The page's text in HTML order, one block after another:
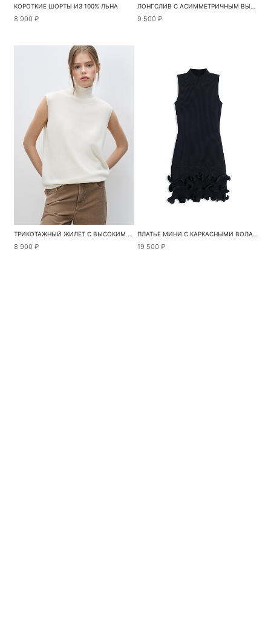
КОРОТКИЕ ШОРТЫ ИЗ 100% ЛЬНА
8 900 ₽
ЛОНГСЛИВ С АСИММЕТРИЧНЫМ ВЫРЕЗОМ
9 500 ₽
ТРИКОТАЖНЫЙ ЖИЛЕТ С ВЫСОКИМ ВОРОТОМ
8 900 ₽
ПЛАТЬЕ МИНИ С КАРКАСНЫМИ ВОЛАНАМИ
19 500 ₽